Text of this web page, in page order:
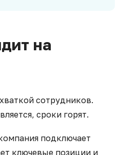
на
сотрудников.
сроки горят.
подключает
ключевые позиции и